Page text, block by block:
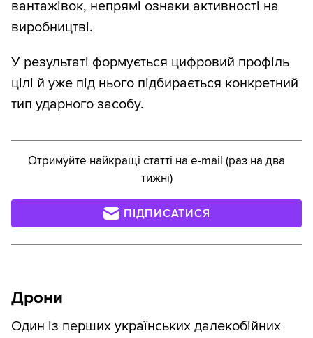
вантажівок, непрямі ознаки активності на
виробництві.
У результаті формується цифровий профіль
цілі й уже під нього підбирається конкретний
тип ударного засобу.
Отримуйте найкращі статті на e-mail (раз на два
тижні)
ПІДПИСАТИСЯ
Дрони
Один із перших українських далекобійних